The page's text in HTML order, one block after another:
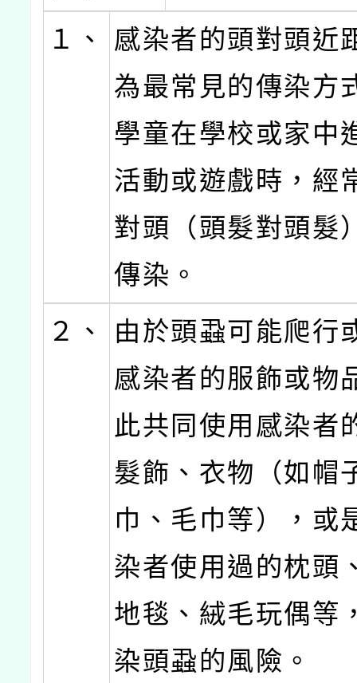
１、
感染者的頭對頭近
為最常見的傳染方
學童在學校或家中
活動或遊戲時，經
對頭（頭髮對頭髮
傳染。
２、
由於頭蝨可能爬行
感染者的服飾或物
此共同使用感染者
髮飾、衣物（如帽
巾、毛巾等），或
染者使用過的枕頭
地毯、絨毛玩偶等
染頭蝨的風險。